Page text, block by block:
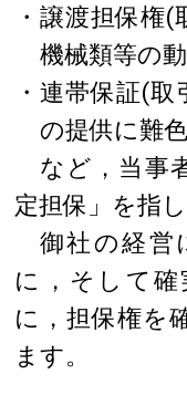
・譲渡担保権
機械類等の
・連帯保証(
の提供に難
など，当事
定担保」を指し
御社の経営
に，そして
に，担保権を
ます。